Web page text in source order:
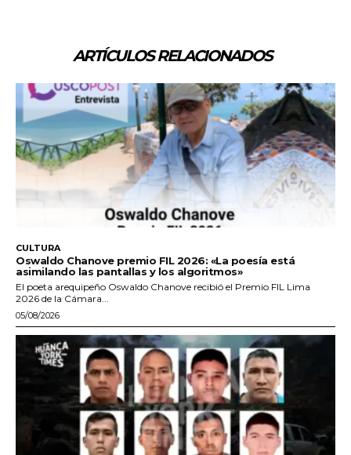
ARTÍCULOS RELACIONADOS
CULTURA
Oswaldo Chanove premio FIL 2026: «La poesía está
asimilando las pantallas y los algoritmos»
El poeta arequipeño Oswaldo Chanove recibió el Premio FIL Lima
2026 de la Cámara...
05/08/2026